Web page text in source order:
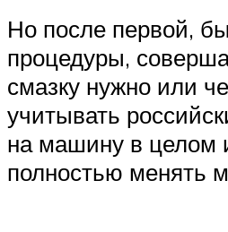
Но после первой,
процедуры,
смазку нужно или
учитывать
на машину в целом
полностью менять